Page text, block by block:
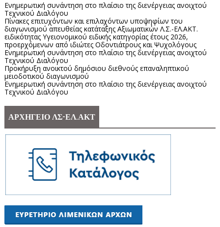
Ενημερωτική συνάντηση στο πλαίσιο της διενέργειας ανοιχτού
Τεχνικού Διαλόγου
Πίνακες επιτυχόντων και επιλαχόντων υποψηφίων του
διαγωνισμού απευθείας κατάταξης Αξιωματικών Λ.Σ.-ΕΛ.ΑΚΤ.
ειδικότητας Υγειονομικού ειδικής κατηγορίας έτους 2026,
προερχόμενων από ιδιώτες Οδοντιάτρους και Ψυχολόγους
Ενημερωτική συνάντηση στο πλαίσιο της διενέργειας ανοιχτού
Τεχνικού Διαλόγου
Προκήρυξη ανοικτού δημόσιου διεθνούς επαναληπτικού
μειοδοτικού διαγωνισμού
Ενημερωτική συνάντηση στο πλαίσιο της διενέργειας ανοιχτού
Τεχνικού Διαλόγου
ΑΡΧΗΓΕΙΟ ΛΣ-ΕΛ.ΑΚΤ